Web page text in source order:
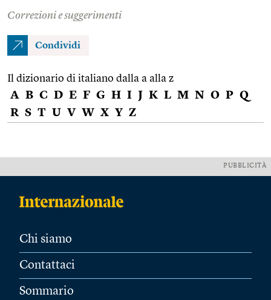
Correzioni e suggerimenti
Condividi
Il dizionario di italiano dalla a alla z
A B C D E F G H I J K L M N O P Q
R S T U V W X Y Z
PUBBLICITÀ
Chi siamo
Contattaci
Sommario